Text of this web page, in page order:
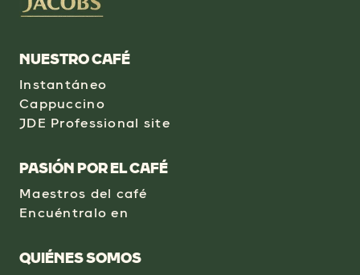
NUESTRO CAFÉ
Instantáneo
Cappuccino
JDE Professional site
PASIÓN POR EL CAFÉ
Maestros del café
Encuéntralo en
QUIÉNES SOMOS